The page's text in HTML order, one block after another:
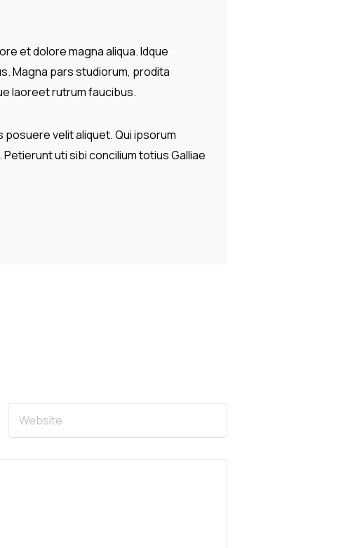
et dolore magna aliqua. Idque
Magna pars studiorum, prodita
laoreet rutrum faucibus.
posuere velit aliquet. Qui ipsorum
uti sibi concilium totius Galliae